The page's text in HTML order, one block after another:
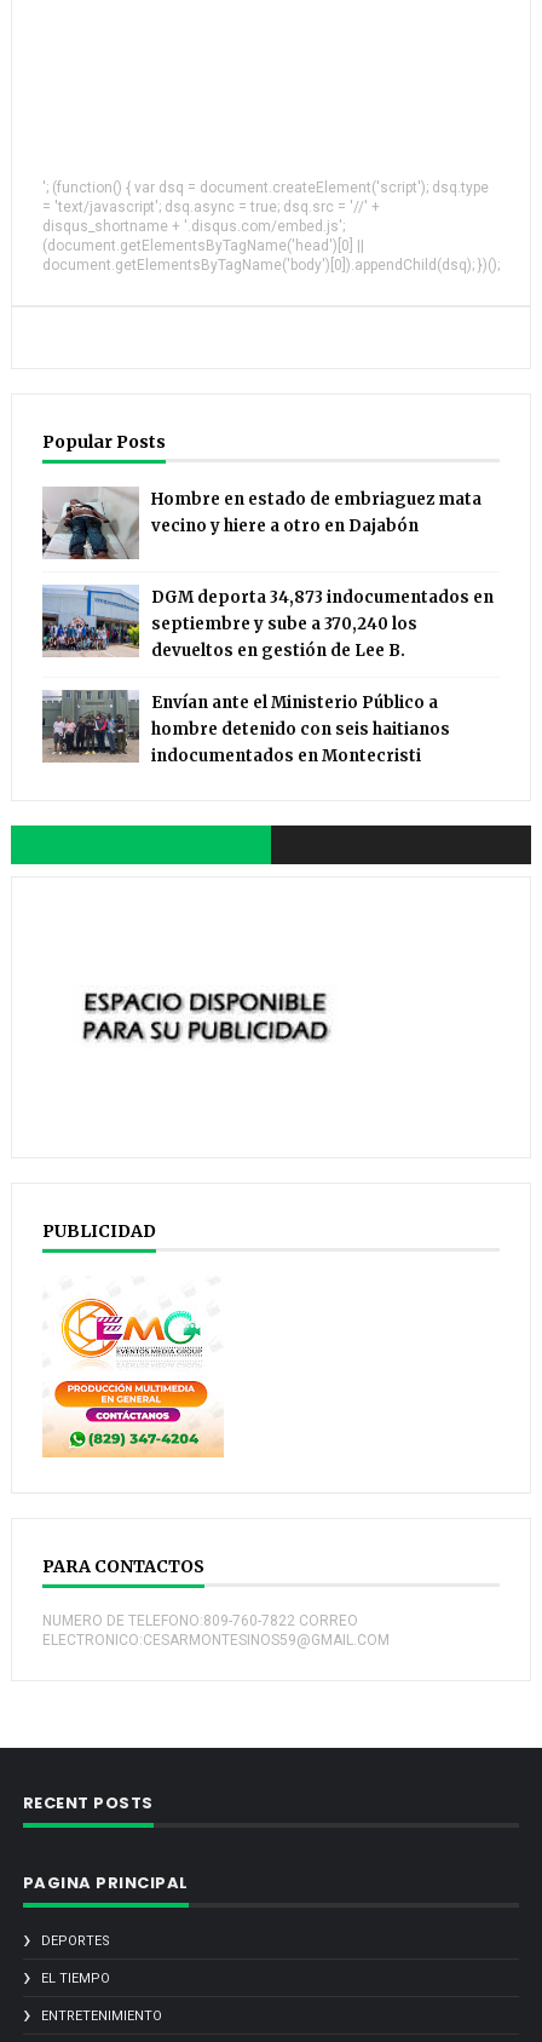
'; (function() { var dsq = document.createElement('script'); dsq.type
= 'text/javascript'; dsq.async = true; dsq.src = '//' +
disqus_shortname + '.disqus.com/embed.js';
(document.getElementsByTagName('head')[0] ||
document.getElementsByTagName('body')[0]).appendChild(dsq); })();
Popular Posts
Hombre en estado de embriaguez mata
vecino y hiere a otro en Dajabón
DGM deporta 34,873 indocumentados en
septiembre y sube a 370,240 los
devueltos en gestión de Lee B.
Envían ante el Ministerio Público a
hombre detenido con seis haitianos
indocumentados en Montecristi
PUBLICIDAD
PARA CONTACTOS
NUMERO DE TELEFONO:809-760-7822 CORREO
ELECTRONICO:CESARMONTESINOS59@GMAIL.COM
RECENT POSTS
PAGINA PRINCIPAL
DEPORTES
EL TIEMPO
ENTRETENIMIENTO